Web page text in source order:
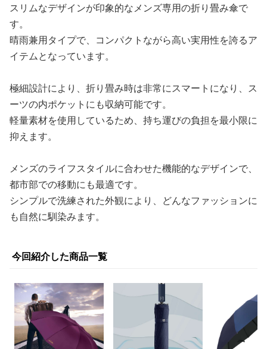
スリムなデザインが印象的なメンズ専用の折り畳み傘で
す。
晴雨兼用タイプで、コンパクトながら高い実用性を誇るア
イテムとなっています。
極細設計により、折り畳み時は非常にスマートになり、ス
ーツの内ポケットにも収納可能です。
軽量素材を使用しているため、持ち運びの負担を最小限に
抑えます。
メンズのライフスタイルに合わせた機能的なデザインで、
都市部での移動にも最適です。
シンプルで洗練された外観により、どんなファッションに
も自然に馴染みます。
今回紹介した商品一覧